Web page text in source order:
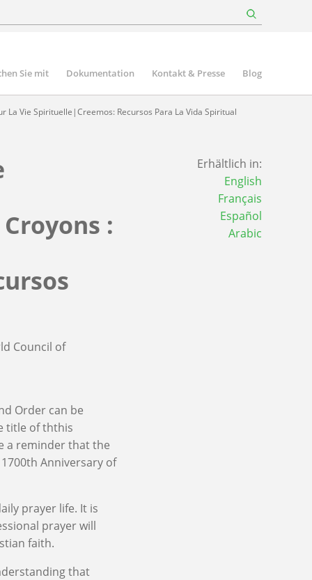
Sie mit Dokumentation Kontakt & Presse Blog
Vie Spirituelle|Creemos: Recursos Para La Vida Spiritual
:
Council of
Order can be
title of ththis
a reminder that the
Anniversary of
prayer life. It is
prayer will
faith.
that
Erhältlich in:
English
Français
Español
Arabic